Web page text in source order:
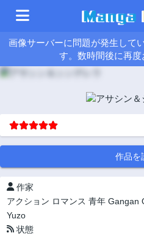
画像サーバーに問題が発生して
す。数時間後に再度
作品を
作家
アクション ロマンス 青年 Gangan
Yuzo
状態